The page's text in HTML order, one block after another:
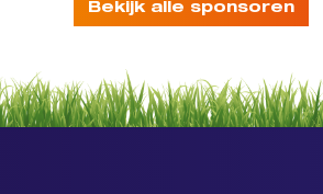
Bekijk alle sponsoren